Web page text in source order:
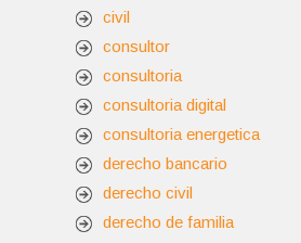
civil
consultor
consultoria
consultoria digital
consultoria energetica
derecho bancario
derecho civil
derecho de familia